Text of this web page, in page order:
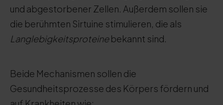
und abgestorbener Zellen. Außerdem sollen sie
die berühmten Sirtuine stimulieren, die als
Langlebigkeitsproteinebekannt sind.
Beide Mechanismen sollen die
Gesundheitsprozesse des Körpers fördern und